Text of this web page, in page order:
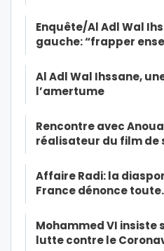
Enquête/Al Adl Wal
gauche: “frapper
Al Adl Wal Ihssane,
l’amertume
Rencontre avec
réalisateur du film
Affaire Radi: la
France dénonce
Mohammed VI insiste
lutte contre le